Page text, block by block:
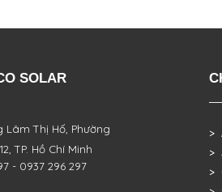
SOLAR
Lâm Thị Hố, Phường
TP. Hồ Chí Minh
- 0937 296 297
>
>
>